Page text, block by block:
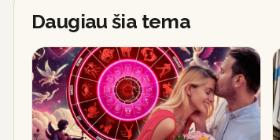
Daugiau šia tema